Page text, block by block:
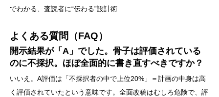
でわかる、査読者に“伝わる”設計術
よくある質問（FAQ）
開示結果が「A」でした。骨子は評価されている
のに不採択。ほぼ全面的に書き直すべきですか？
いいえ。A評価は「不採択者の中で上位20%」＝計画の中身は高
く評価されていたという意味です。全面改稿はむしろ危険で、評